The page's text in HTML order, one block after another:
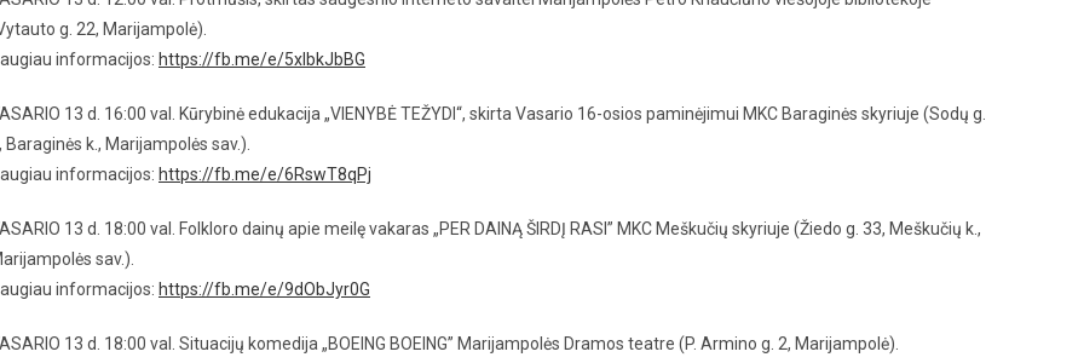
g. 22, Marijampolė).
informacijos: https://fb.me/e/5xIbkJbBG
13 d. 16:00 val. Kūrybinė edukacija „VIENYBĖ TEŽYDI“, skirta Vasario 16-osios paminėjimui MKC Baraginės skyriuje (Sodų g.
Baraginės k., Marijampolės sav.).
informacijos: https://fb.me/e/6RswT8qPj
13 d. 18:00 val. Folkloro dainų apie meilę vakaras „PER DAINĄ ŠIRDĮ RASI” MKC Meškučių skyriuje (Žiedo g. 33, Meškučių k.,
sav.).
informacijos: https://fb.me/e/9dObJyr0G
13 d. 18:00 val. Situacijų komedija „BOEING BOEING” Marijampolės Dramos teatre (P. Armino g. 2, Marijampolė).